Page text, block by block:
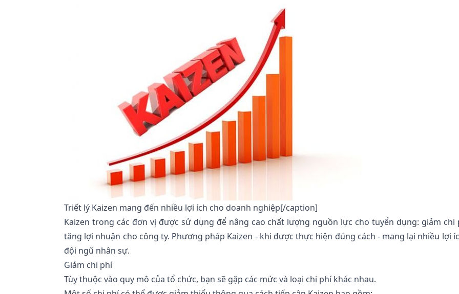
Triết lý Kaizen mang đến nhiều lợi ích cho doanh nghiệp[/caption]
Kaizen trong các đơn vị được sử dụng để nâng cao chất lượng nguồn lực cho tuyển dụng: giảm chi
tăng lợi nhuận cho công ty. Phương pháp Kaizen - khi được thực hiện đúng cách - mang lại nhiều lợi
đội ngũ nhân sự.
Giảm chi phí
Tùy thuộc vào quy mô của tổ chức, bạn sẽ gặp các mức và loại chi phí khác nhau.